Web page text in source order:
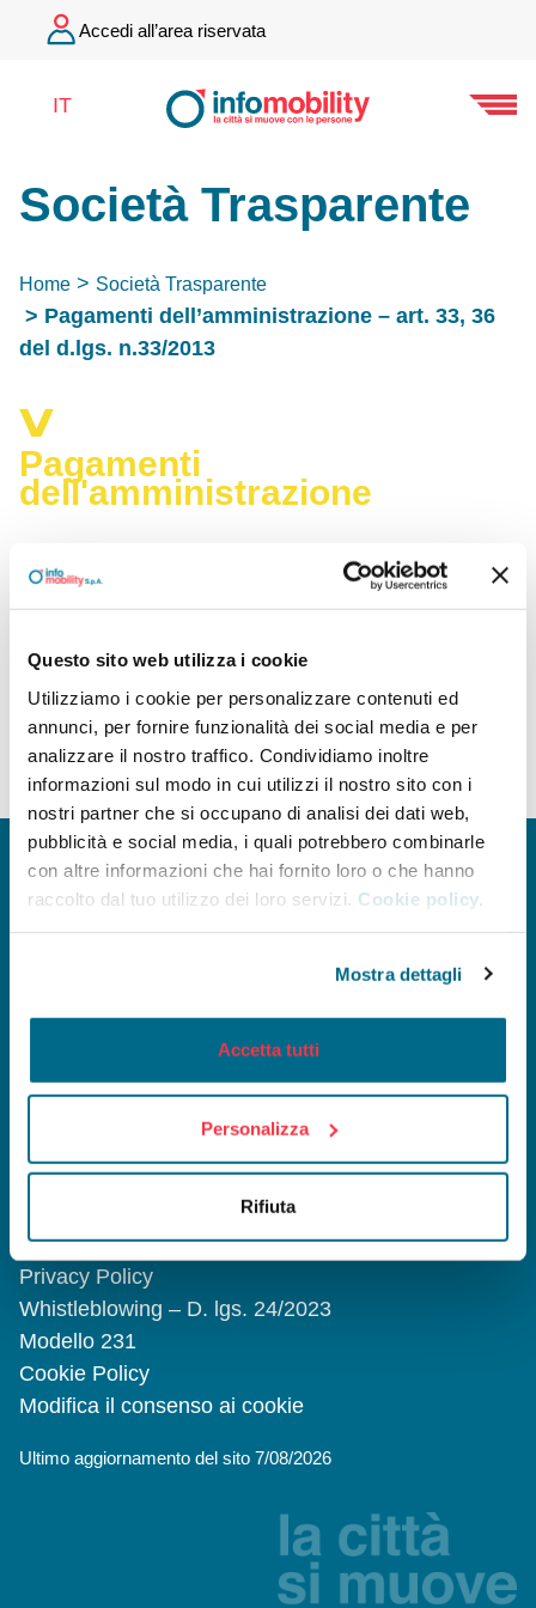
Questo sito web utilizza i cookie
Utilizziamo i cookie per personalizzare contenuti ed
annunci, per fornire funzionalità dei social media e per
analizzare il nostro traffico. Condividiamo inoltre
informazioni sul modo in cui utilizzi il nostro sito con i
nostri partner che si occupano di analisi dei dati web,
pubblicità e social media, i quali potrebbero combinarle
con altre informazioni che hai fornito loro o che hanno
raccolto dal tuo utilizzo dei loro servizi. Cookie policy.
Mostra dettagli
Accetta tutti
Personalizza
Rifiuta
Accedi all’area riservata
IT
Società Trasparente
Home Società Trasparente
Pagamenti dell’amministrazione – art. 33, 36
del d.lgs. n.33/2013
Pagamenti
dell'amministrazione
Dati sui pagamenti
IBAN e pagamenti informatici
Parma
Società Trasparente
Progetti Europei
Privacy Policy
Whistleblowing – D. lgs. 24/2023
Modello 231
Cookie Policy
Modifica il consenso ai cookie
Ultimo aggiornamento del sito 7/08/2026